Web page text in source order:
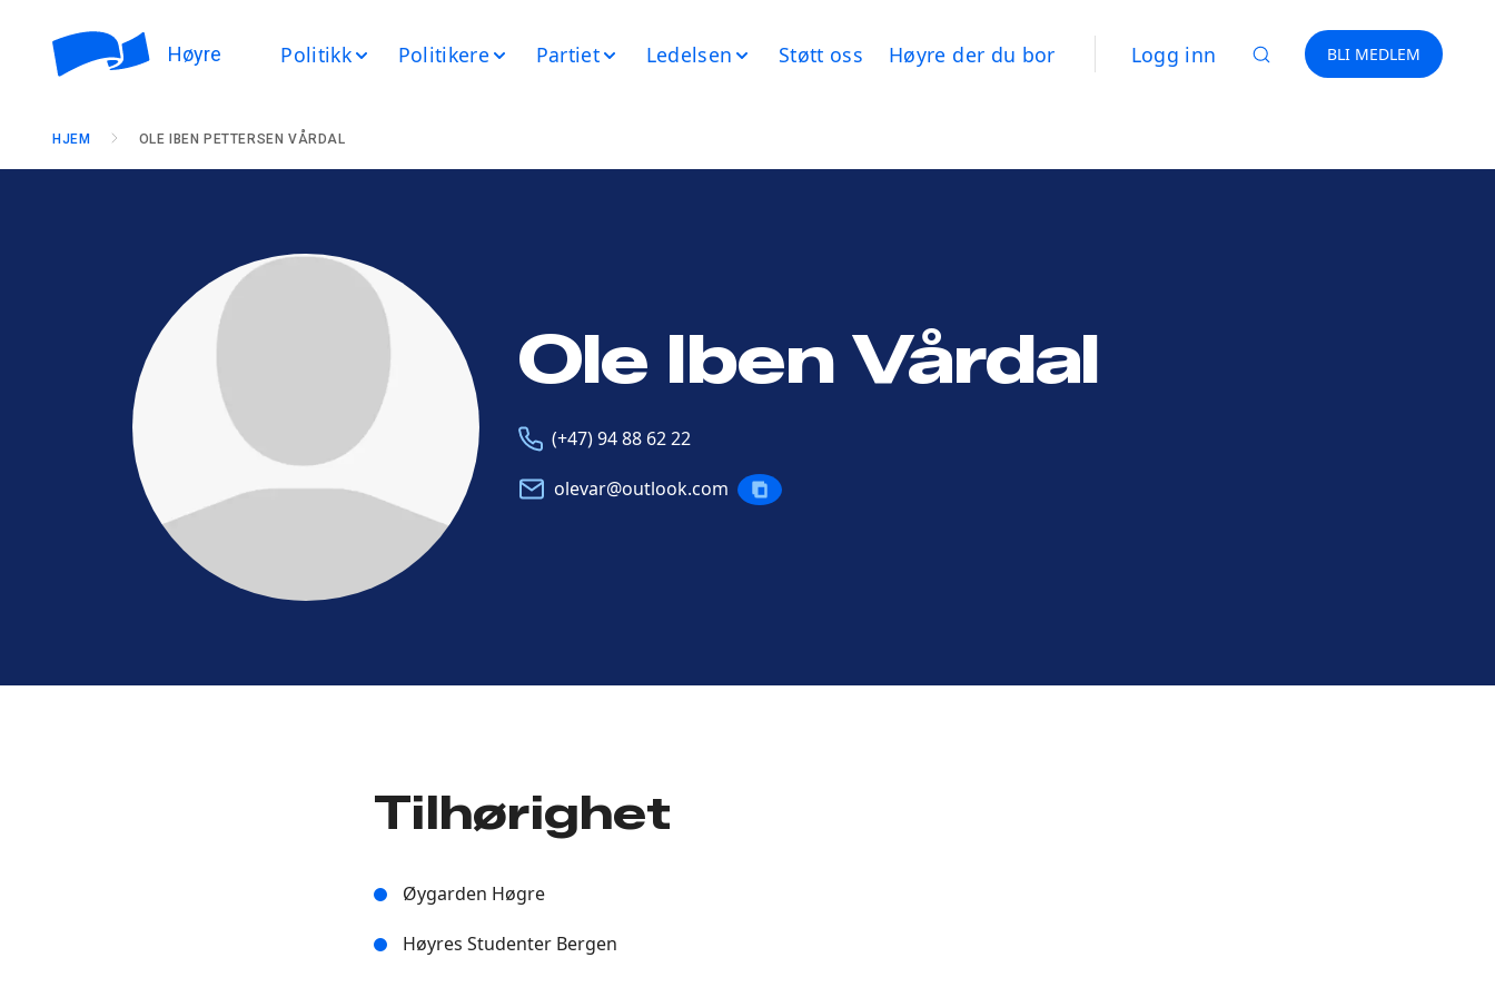
Høyre Politikk Politikere Partiet Ledelsen Støtt oss Høyre der du bor Logg inn BLI MEDLEM
HJEM OLE IBEN PETTERSEN VÅRDAL
Ole Iben Vårdal
Telefon(+47) 94 88 62 22
E-
olevar@outlook.com
KOPIERE
Tilhørighet
Øygarden Høgre
Høyres Studenter Bergen